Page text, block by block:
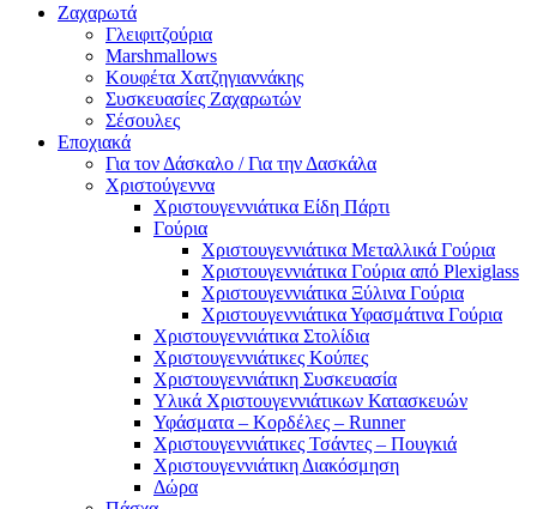
Ζαχαρωτά
Γλειφιτζούρια
Marshmallows
Κουφέτα Χατζηγιαννάκης
Συσκευασίες Ζαχαρωτών
Σέσουλες
Εποχιακά
Για τον Δάσκαλο / Για την Δασκάλα
Χριστούγεννα
Χριστουγεννιάτικα Είδη Πάρτι
Γούρια
Χριστουγεννιάτικα Μεταλλικά Γούρια
Χριστουγεννιάτικα Γούρια από Plexiglass
Χριστουγεννιάτικα Ξύλινα Γούρια
Χριστουγεννιάτικα Υφασμάτινα Γούρια
Χριστουγεννιάτικα Στολίδια
Χριστουγεννιάτικες Κούπες
Χριστουγεννιάτικη Συσκευασία
Υλικά Χριστουγεννιάτικων Κατασκευών
Υφάσματα – Κορδέλες – Runner
Χριστουγεννιάτικες Τσάντες – Πουγκιά
Χριστουγεννιάτικη Διακόσμηση
Δώρα